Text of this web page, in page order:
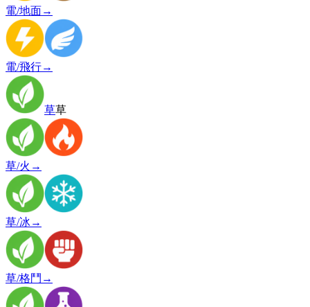
電/地面→
電/飛行→
草草
草/火 →
草/冰 →
草/格鬥 →